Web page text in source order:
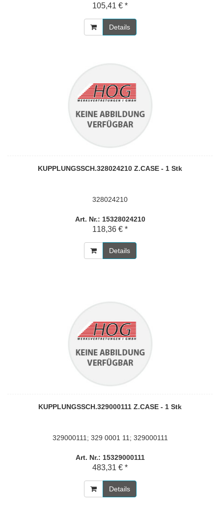
105,41 € *
Details
KUPPLUNGSSCH.328024210 Z.CASE - 1 Stk
328024210
Art. Nr.: 15328024210
118,36 € *
Details
KUPPLUNGSSCH.329000111 Z.CASE - 1 Stk
329000111; 329 0001 11; 329000111
Art. Nr.: 15329000111
483,31 € *
Details